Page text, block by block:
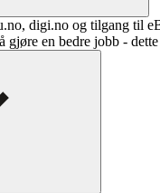
digi.no og tilgang til
en bedre jobb -